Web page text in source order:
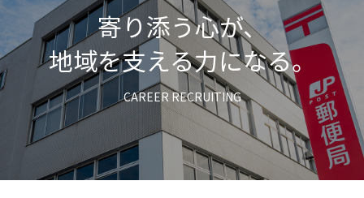
寄り添う心が、
地域を支える力になる。
CAREER RECRUITING